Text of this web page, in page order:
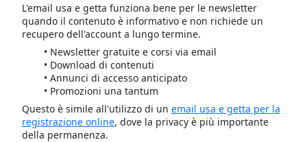
L'email usa e getta funziona bene per le newsletter
quando il contenuto è informativo e non richiede un
recupero dell'account a lungo termine.
Newsletter gratuite e corsi via email
Download di contenuti
Annunci di accesso anticipato
Promozioni una tantum
Questo è simile all'utilizzo di un email usa e getta per la
registrazione online, dove la privacy è più importante
della permanenza.